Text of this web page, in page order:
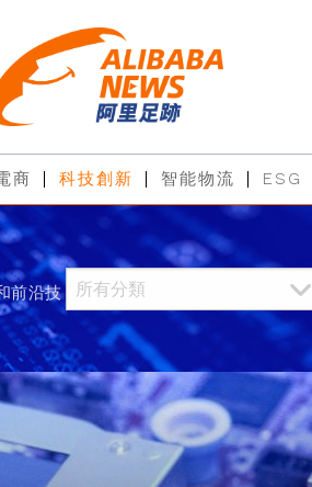
商 科技創新 智能物流 ESG
前沿技